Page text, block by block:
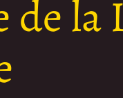
de